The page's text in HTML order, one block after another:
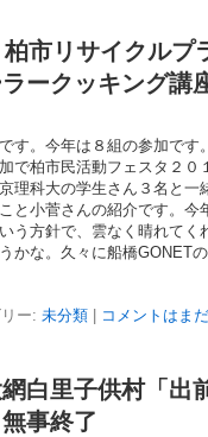
市リサイクルプ
ークッキング講
す。今年は８組の参加です
で柏市民活動フェスタ２０
理科大の学生さん３名と一
と小菅さんの紹介です。今
う方針で、雲なく晴れてく
かな。久々に船橋GONET
ー: 未分類 コメントはま
白里子供村「出
事終了